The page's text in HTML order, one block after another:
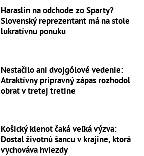
Haraslín na odchode zo Sparty?
Slovenský reprezentant má na stole
lukratívnu ponuku
Nestačilo ani dvojgólové vedenie:
Atraktívny prípravný zápas rozhodol
obrat v tretej tretine
Košický klenot čaká veľká výzva:
Dostal životnú šancu v krajine, ktorá
vychováva hviezdy